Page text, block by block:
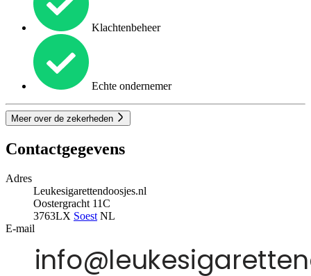
Klachtenbeheer
Echte ondernemer
Meer over de zekerheden
Contactgegevens
Adres
Leukesigarettendoosjes.nl
Oostergracht 11C
3763LX Soest NL
E-mail